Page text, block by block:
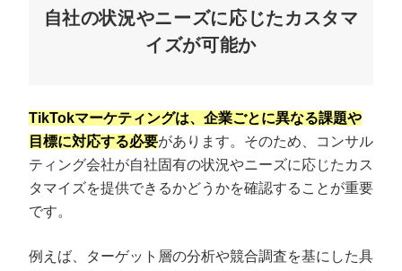
自社の状況やニーズに応じたカスタマ
イズが可能か
TikTokマーケティングは、企業ごとに異なる課題や
目標に対応する必要があります。そのため、コンサル
ティング会社が自社固有の状況やニーズに応じたカス
タマイズを提供できるかどうかを確認することが重要
です。
例えば、ターゲット層の分析や競合調査を基にした具